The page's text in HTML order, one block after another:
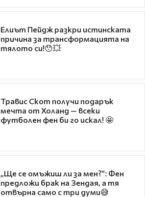
Елиът Пейдж разкри истинската
причина за трансформацията на
тялото си!😯💥
Травис Скот получи подарък
мечта от Холанд — всеки
футболен фен би го искал! 🤩
„Ще се омъжиш ли за мен?“: Фен
предложи брак на Зендая, а тя
отвърна само с три думи😅